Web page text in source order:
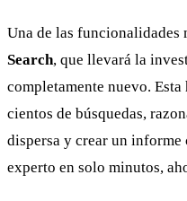
Una de las funcionalidades
Search, que llevará la
completamente nuevo.
cientos de búsquedas,
dispersa y crear un
experto en solo minutos,